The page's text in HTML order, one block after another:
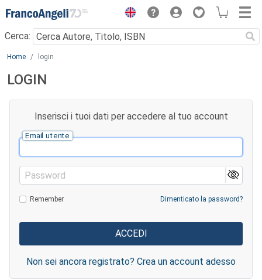
Menu
Cerca:
Main content
Home login
LOGIN
Inserisci i tuoi dati per accedere al tuo account
Email utente
Password
Remember Dimenticato la password?
Non sei ancora registrato? Crea un account adesso